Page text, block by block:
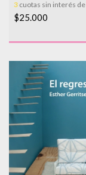
3 cuotas sin interés de
$25.000